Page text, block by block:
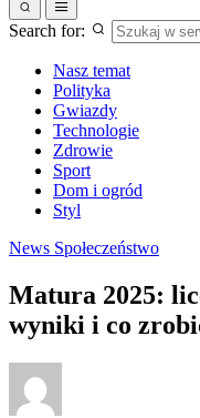
Search for:
Nasz temat
Polityka
Gwiazdy
Technologie
Zdrowie
Sport
Dom i ogród
Styl
News Społeczeństwo
Matura 2025:
wyniki i co